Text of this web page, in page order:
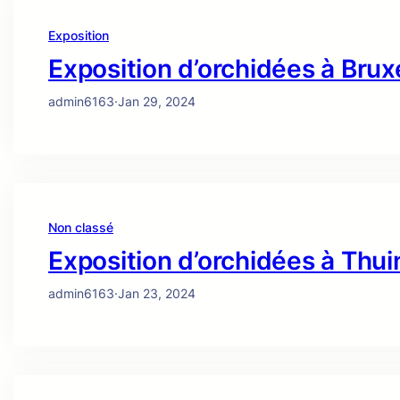
Exposition
Exposition d’orchidées à
admin6163·Jan 29, 2024
Non classé
Exposition d’orchidées à
admin6163·Jan 23, 2024